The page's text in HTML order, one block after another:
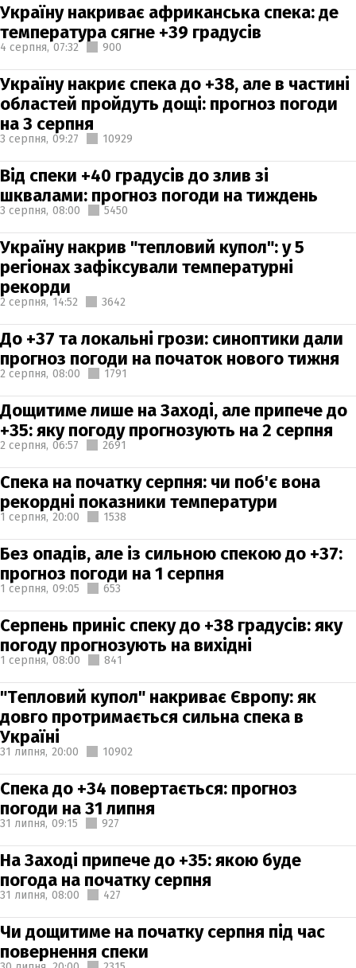
Україну накриває африканська спека: де
температура сягне +39 градусів
4 серпня, 07:32 900
Україну накриє спека до +38, але в частині
областей пройдуть дощі: прогноз погоди
на 3 серпня
3 серпня, 09:27 10929
Від спеки +40 градусів до злив зі
шквалами: прогноз погоди на тиждень
3 серпня, 08:00 5450
Україну накрив "тепловий купол": у 5
регіонах зафіксували температурні
рекорди
2 серпня, 14:52 3642
До +37 та локальні грози: синоптики дали
прогноз погоди на початок нового тижня
2 серпня, 08:00 1791
Дощитиме лише на Заході, але припече до
+35: яку погоду прогнозують на 2 серпня
2 серпня, 06:57 2691
Спека на початку серпня: чи поб'є вона
рекордні показники температури
1 серпня, 20:00 1538
Без опадів, але із сильною спекою до +37:
прогноз погоди на 1 серпня
1 серпня, 09:05 653
Серпень приніс спеку до +38 градусів: яку
погоду прогнозують на вихідні
1 серпня, 08:00 841
"Тепловий купол" накриває Європу: як
довго протримається сильна спека в
Україні
31 липня, 20:00 10902
Спека до +34 повертається: прогноз
погоди на 31 липня
31 липня, 09:15 927
На Заході припече до +35: якою буде
погода на початку серпня
31 липня, 08:00 427
Чи дощитиме на початку серпня під час
повернення спеки